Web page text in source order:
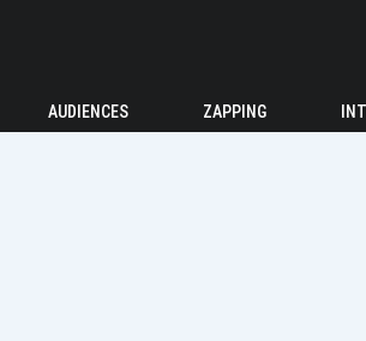
AUDIENCES ZAPPING